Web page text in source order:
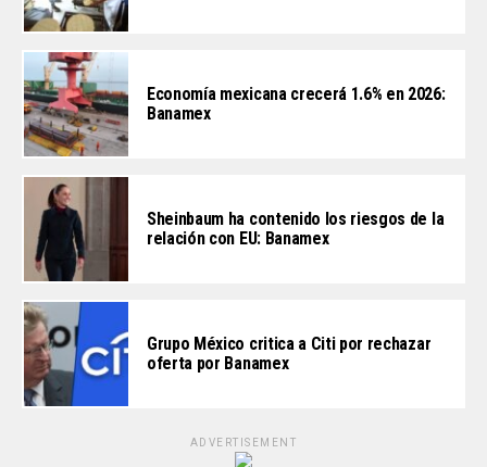
Economía mexicana crecerá 1.6% en 2026:
Banamex
Sheinbaum ha contenido los riesgos de la
relación con EU: Banamex
Grupo México critica a Citi por rechazar
oferta por Banamex
ADVERTISEMENT